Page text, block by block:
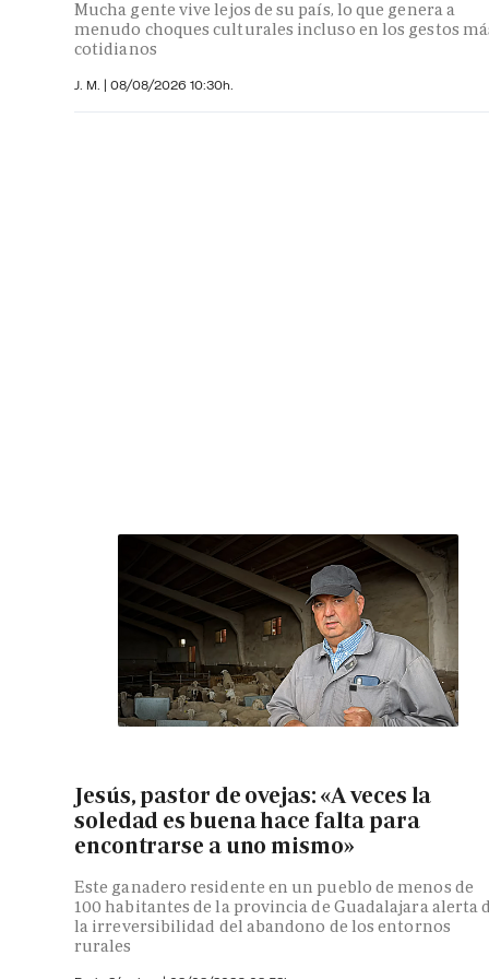
Mucha gente vive lejos de su país, lo que genera a
menudo choques culturales incluso en los gestos
cotidianos
J. M. | 08/08/2026 10:30h.
Jesús, pastor de ovejas: «A veces la
soledad es buena hace falta para
encontrarse a uno mismo»
Este ganadero residente en un pueblo de menos de
100 habitantes de la provincia de Guadalajara alerta
la irreversibilidad del abandono de los entornos
rurales